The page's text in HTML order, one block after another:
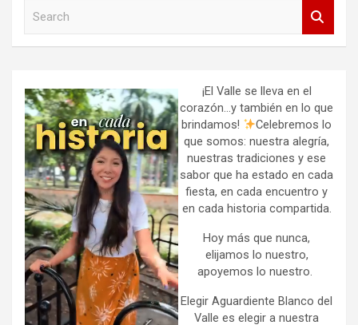
h
¡El Valle se lleva en el
corazón…y también en lo que
brindamos!
Celebremos lo
que somos: nuestra alegría,
nuestras tradiciones y ese
sabor que ha estado en cada
fiesta, en cada encuentro y
en cada historia compartida.
Hoy más que nunca,
elijamos lo nuestro,
apoyemos lo nuestro.
Elegir Aguardiente Blanco del
Valle es elegir a nuestra